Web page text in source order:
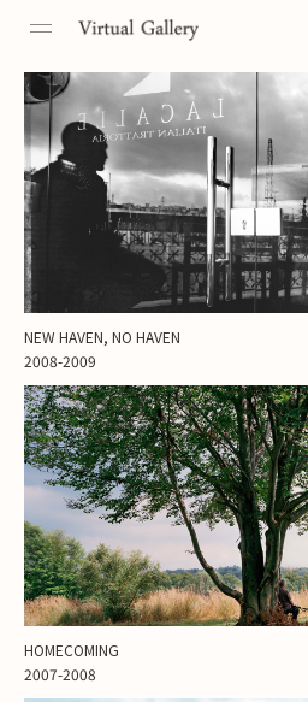
Toggle
NEW HAVEN, NO HAVEN
2008-2009
HOMECOMING
2007-2008